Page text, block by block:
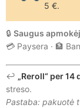
5 €.
🔒 Saugus
💳 Paysera · 🏦
↩️ „Reroll“ per 14
streso.
Pastaba: pakuotė